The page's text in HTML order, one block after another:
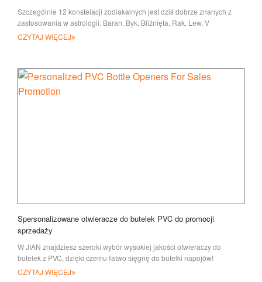
Szczególnie 12 konstelacji zodiakalnych jest dziś dobrze znanych z
zastosowania w astrologii: Baran, Byk, Bliźnięta, Rak, Lew, V
CZYTAJ WIĘCEJ
Spersonalizowane otwieracze do butelek PVC do promocji
sprzedaży
W JIAN znajdziesz szeroki wybór wysokiej jakości otwieraczy do
butelek z PVC, dzięki czemu łatwo sięgnę do butelki napojów!
CZYTAJ WIĘCEJ